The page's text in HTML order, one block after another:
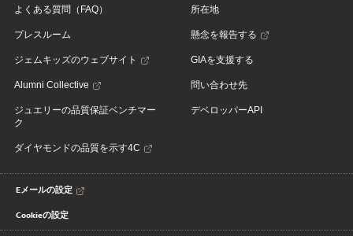
よくある質問（FAQ）
プレスルーム
ジェムキッズのウェブサイト
Alumni Collective
ジュエリーの品質保証ベンチマー
ク
ダイヤモンドの品質を示す4C
所在地
懸念を報告する
GIAを支援する
問い合わせ先
デベロッパーAPI
Eメールの設定
Cookieの設定